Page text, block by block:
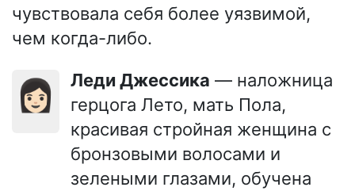
чувствовала себя более уязвимой,
чем когда-либо.
👩🏻 Леди Джессика — наложница
герцога Лето, мать Пола,
красивая стройная женщина с
бронзовыми волосами и
зелеными глазами, обучена